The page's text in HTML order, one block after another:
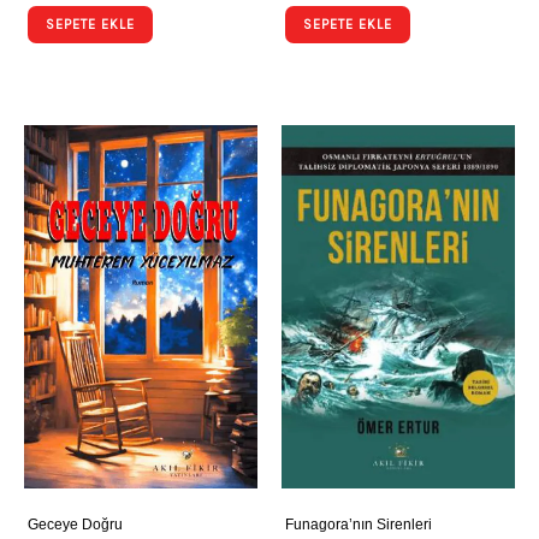
SEPETE EKLE SEPETE EKLE
Geceye Doğru Funagora’nın Sirenleri